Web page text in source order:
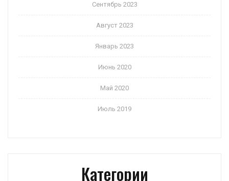
Сентябрь 2023
Август 2023
Январь 2023
Июнь 2020
Май 2020
Июль 2019
Категории